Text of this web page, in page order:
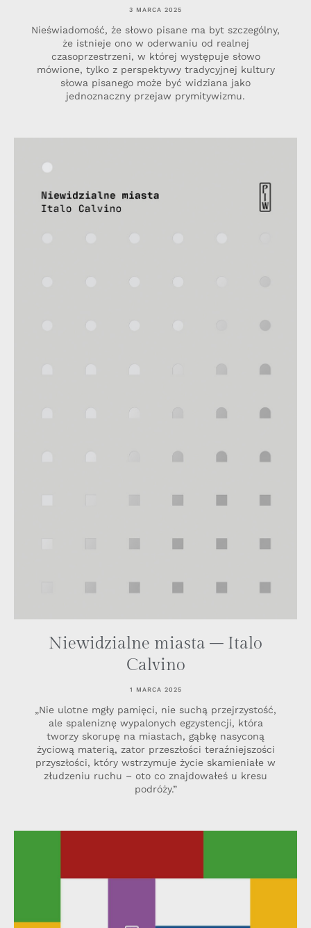
3 MARCA 2025
Nieświadomość, że słowo pisane ma byt szczególny,
że istnieje ono w oderwaniu od realnej
czasoprzestrzeni, w której występuje słowo
mówione, tylko z perspektywy tradycyjnej kultury
słowa pisanego może być widziana jako
jednoznaczny przejaw prymitywizmu.
Niewidzialne miasta – Italo
Calvino
1 MARCA 2025
„Nie ulotne mgły pamięci, nie suchą przejrzystość,
ale spaleniznę wypalonych egzystencji, która
tworzy skorupę na miastach, gąbkę nasyconą
życiową materią, zator przeszłości teraźniejszości
przyszłości, który wstrzymuje życie skamieniałe w
złudzeniu ruchu – oto co znajdowałeś u kresu
podróży.”